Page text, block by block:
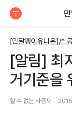
[민달팽이유니온]/*
[알림] 최
거기준을
알 수 없는 사용자